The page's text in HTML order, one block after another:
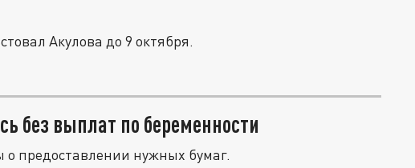
Акулова до 9 октября.
без выплат по беременности
о предоставлении нужных бумаг.